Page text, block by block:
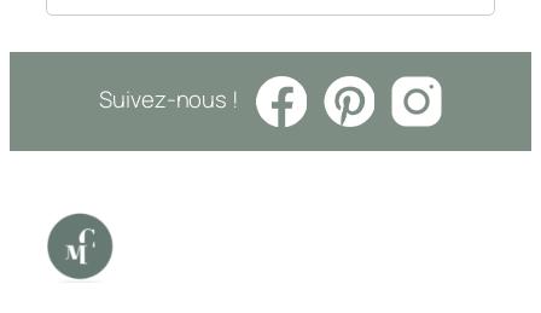
Suivez-nous !